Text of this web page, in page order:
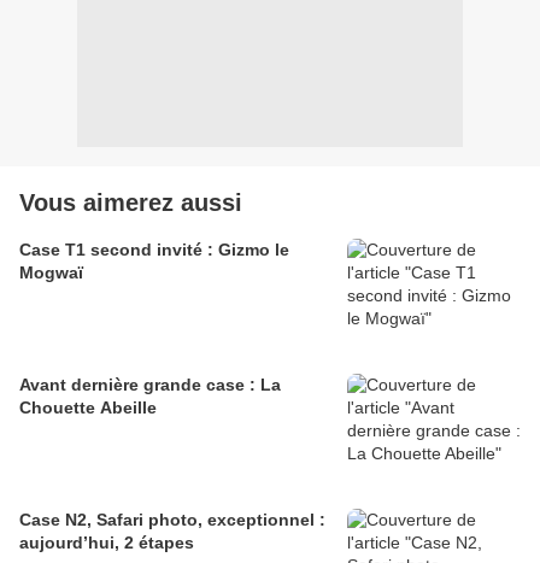
Vous aimerez aussi
Case T1 second invité : Gizmo le
Mogwaï
Avant dernière grande case : La
Chouette Abeille
Case N2, Safari photo, exceptionnel :
aujourd’hui, 2 étapes